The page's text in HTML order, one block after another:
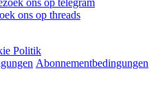
ons op threads
Politik
Abonnementbedingungen